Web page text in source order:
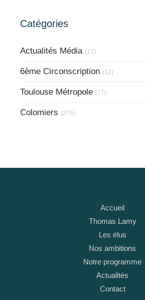
Catégories
Actualités Média (11)
6ème Circonscription (12)
Toulouse Métropole (77)
Colomiers (275)
Accueil
Thomas Lamy
Les élus
Nos ambitions
Notre programme
Actualités
Contact